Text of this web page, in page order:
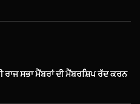
ਰਾਜ ਸਭਾ ਮੈਂਬਰਾਂ ਦੀ ਮੈਂਬਰਸ਼ਿਪ ਰੱਦ ਕਰਨ